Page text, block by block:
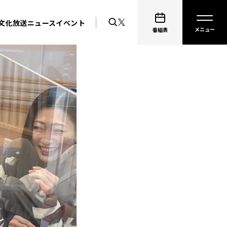
化放送ニュースイベント
番組表